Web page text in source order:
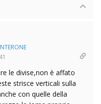
le divise,non è affato
strisce verticali sulla
con quelle della